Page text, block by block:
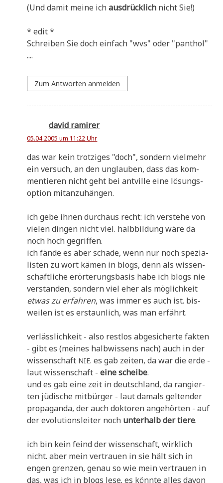
(Und damit mei­ne ichaus­drück­lich nicht Sie!)
* edit *
Schrei­ben Sie doch ein­fach "wvs" oder "pan­thol"
....
Zum Antworten anmelden
david ramirer
05.04.2005 um 11:22 Uhr
das war kein trot­zi­ges "doch", son­dern viel­mehr
ein ver­such, an den unglau­ben, dass das kom­
men­tie­ren nicht geht bei ant­ville eine lösungs­
op­ti­on mitanzuhängen.
ich gebe ihnen durch­aus recht: ich ver­ste­he von
vie­len din­gen nicht viel. halb­bil­dung wäre da
noch hoch gegriffen.
ich fän­de es aber scha­de, wenn nur noch spe­zia­
li­sten zu wort kämen in blogs, denn als wis­sen­
schaft­li­che erör­te­rungs­ba­sis habe ich blogs nie
ver­stan­den, son­dern viel eher als mög­lich­keit
etwas zu erfah­ren, was immer es auch ist. bis­
wei­len ist es erstaun­lich, was man erfährt.
ver­läss­lich­keit - also rest­los abge­si­cher­te fak­ten
- gibt es (mei­nes halb­wis­sens nach) auch in der
wis­sen­schaft NIE. es gab zei­ten, da war die erde -
laut wis­sen­schaft -eine schei­be.
und es gab eine zeit in deutsch­land, da ran­gier­
ten jüdi­sche mit­bür­ger - laut damals gel­ten­der
pro­pa­gan­da, der auch dok­to­ren ange­hör­ten - auf
der evo­lu­ti­ons­lei­ter noch unter­halb der tie­re.
ich bin kein feind der wis­sen­schaft, wirk­lich
nicht. aber mein ver­trau­en in sie hält sich in
engen gren­zen, genau so wie mein ver­trau­en in
das, was ich in blogs lese. es könn­te alles davon